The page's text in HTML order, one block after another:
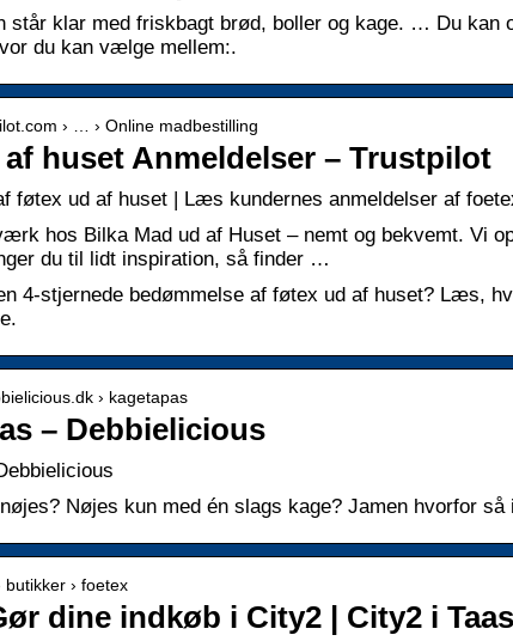
står klar med friskbagt brød, boller og kage. … Du kan
du kan vælge mellem:.
› … › Online madbestilling
huset Anmeldelser – Trustpilot
føtex ud af huset | Læs kundernes anmeldelser af
hos Bilka Mad ud af Huset – nemt og bekvemt. Vi
du til lidt inspiration, så finder …
4-stjernede bedømmelse af føtex ud af huset? Læs,
› kagetapas
– Debbielicious
Nøjes kun med én slags kage? Jamen hvorfor så
butikker › foetex
dine indkøb i City2 | City2 i